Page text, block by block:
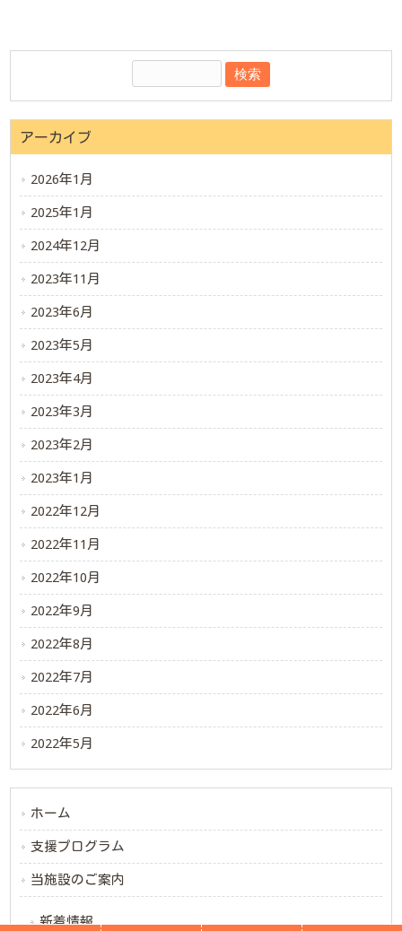
アーカイブ
2026年1月
2025年1月
2024年12月
2023年11月
2023年6月
2023年5月
2023年4月
2023年3月
2023年2月
2023年1月
2022年12月
2022年11月
2022年10月
2022年9月
2022年8月
2022年7月
2022年6月
2022年5月
ホーム
支援プログラム
当施設のご案内
新着情報